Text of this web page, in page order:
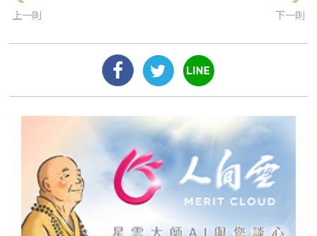
上一則 下一則